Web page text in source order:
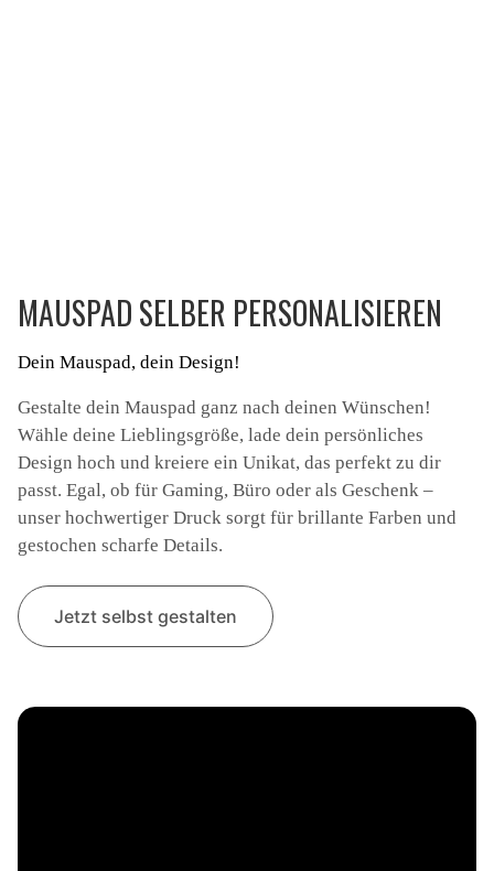
MAUSPAD SELBER PERSONALISIEREN
Dein Mauspad, dein Design!
Gestalte dein Mauspad ganz nach deinen Wünschen!
Wähle deine Lieblingsgröße, lade dein persönliches
Design hoch und kreiere ein Unikat, das perfekt zu dir
passt. Egal, ob für Gaming, Büro oder als Geschenk –
unser hochwertiger Druck sorgt für brillante Farben und
gestochen scharfe Details.
Jetzt selbst gestalten